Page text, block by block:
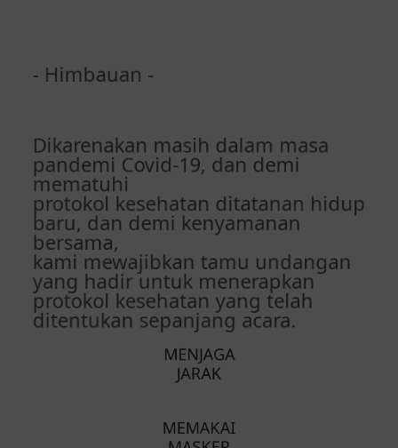
Alhamdulillah.... Trimakasih undangan nya,
semoga lancar acara resepsinya dn menjadi
Musa
Widihh Happy wedding bang fauzi, Semoga
di beri kelancaran dan hikmat acaranya dan
semoga menjadi keluarga yang samawa
Aminn
Bang Boyan
Masyallah, mantapp jiww. Semoga
semoga bang fauzi sama si teteh
samawa,amiinnn 🙏
PERDIANSYAH & ERVANI
Dikarenakan masih dalam masa
protokol kesehatan ditatanan hidup
baru, dan demi kenyamanan
bersama,
kami mewajibkan tamu undangan
yang hadir untuk menerapkan
protokol kesehatan yang telah
ditentukan sepanjang acara.
MENJAGA
JARAK